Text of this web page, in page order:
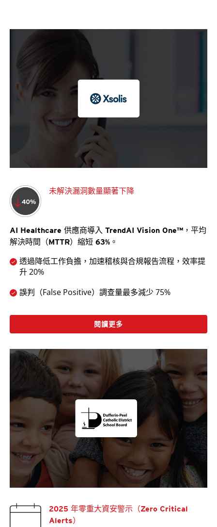
未解決漏洞數量顯著下降
AI Healthcare 供應商導入 TrendAI Vision One™，平均
解決時間（MTTR）縮短 63%。
透過降低工作負擔，加速稽核與合規報告流程，效率提
升 20%
誤判（False Positive）調查量最多減少 75%
閱讀更多
2025 年零重大資安警示（Zero Critical
Alerts）